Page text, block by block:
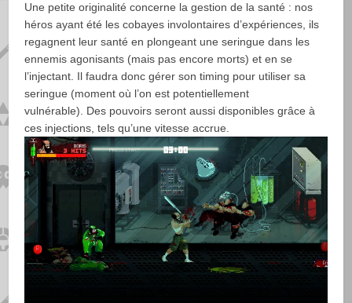
Une petite originalité concerne la gestion de la santé : nos
héros ayant été les cobayes involontaires d’expériences, ils
regagnent leur santé en plongeant une seringue dans les
ennemis agonisants (mais pas encore morts) et en se
l’injectant. Il faudra donc gérer son timing pour utiliser sa
seringue (moment où l’on est potentiellement
vulnérable). Des pouvoirs seront aussi disponibles grâce à
ces injections, tels qu’une vitesse accrue.